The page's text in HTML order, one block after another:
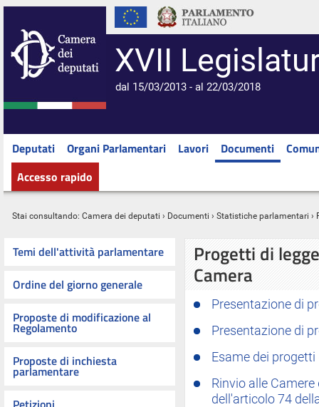
XVII
dal 15/03/2013 - al 22/03/2018
Deputati Organi Parlamentari Lavori Documenti
Accesso rapido
Stai consultando: Camera dei deputati › Documenti › Statistiche parlamentari ›
Temi dell'attività parlamentare
Ordine del giorno generale
Proposte di modificazione al
Regolamento
Proposte di inchiesta
parlamentare
Progetti di
Camera
Presentazione di
Presentazione di
Esame dei progetti
Rinvio alle
dell'articolo 74